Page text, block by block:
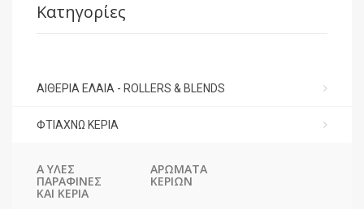
Κατηγορίες
ΑΙΘΈΡΙΑ ΈΛΑΙΑ - ROLLERS & BLENDS
ΦΤΙΆΧΝΩ ΚΕΡΙΆ
Α ΎΛΕΣ
ΠΑΡΑΦΊΝΕΣ
ΚΑΙ ΚΕΡΙΆ
ΑΡΏΜΑΤΑ
ΚΕΡΙΏΝ